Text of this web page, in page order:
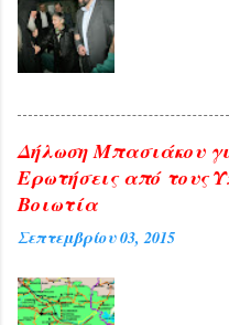
Δήλωση Μπασιάκου
Ερωτήσεις από τους
Βοιωτία
Σεπτεμβρίου 03, 2015